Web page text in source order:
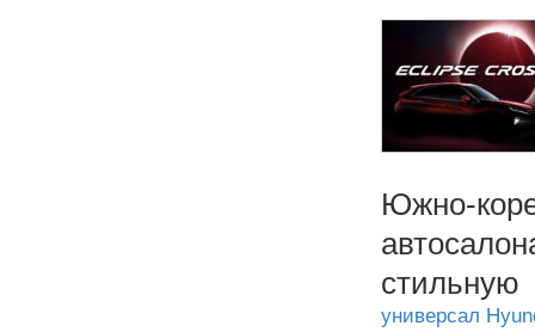
Южно-
универсал